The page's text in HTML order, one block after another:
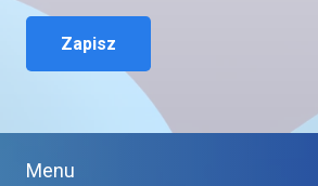
Zapisz
Menu